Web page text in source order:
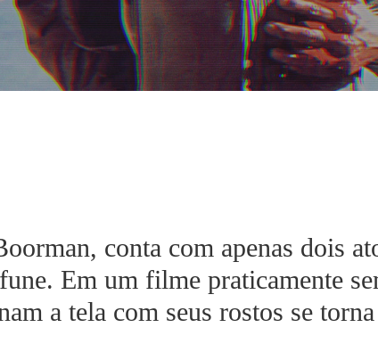
conta com apenas dois
Em um filme praticamente
a tela com seus rostos se